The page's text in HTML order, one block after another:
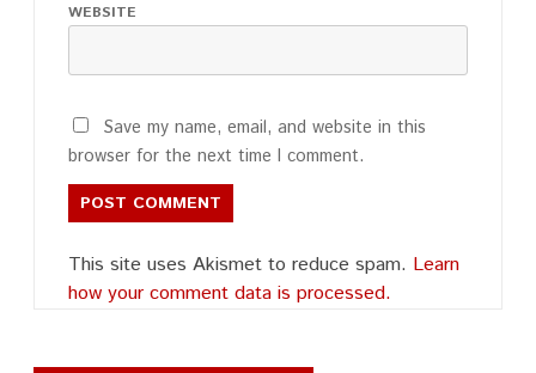
WEBSITE
Save my name, email, and website in this
browser for the next time I comment.
This site uses Akismet to reduce spam. Learn
how your comment data is processed.